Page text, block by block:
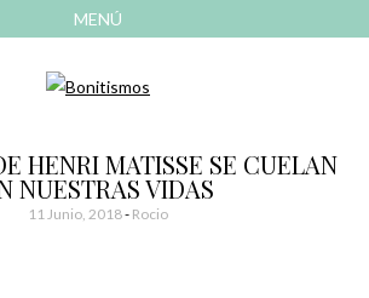
MENÚ
HENRI MATISSE SE CUELAN
NUESTRAS VIDAS
11 Junio, 2018- Rocio